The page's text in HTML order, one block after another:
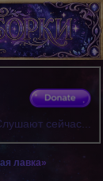
сейчас...
лавка»